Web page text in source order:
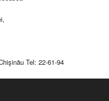
Tel: 22-61-94